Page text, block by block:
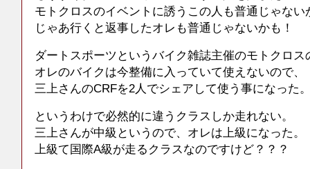
モトクロスのイベントに誘うこの人も普通じゃない
じゃあ行くと返事したオレも普通じゃないかも！
ダートスポーツというバイク雑誌主催のモトクロス
オレのバイクは今整備に入っていて使えないので、
三上さんのCRFを2人でシェアして使う事になった
というわけで必然的に違うクラスしか走れない。
三上さんが中級というので、オレは上級になった。
上級て国際A級が走るクラスなのですけど？？？